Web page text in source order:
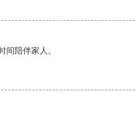
陪伴家人。